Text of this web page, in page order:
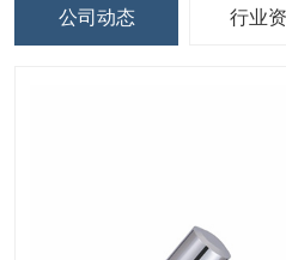
公司动态 行业